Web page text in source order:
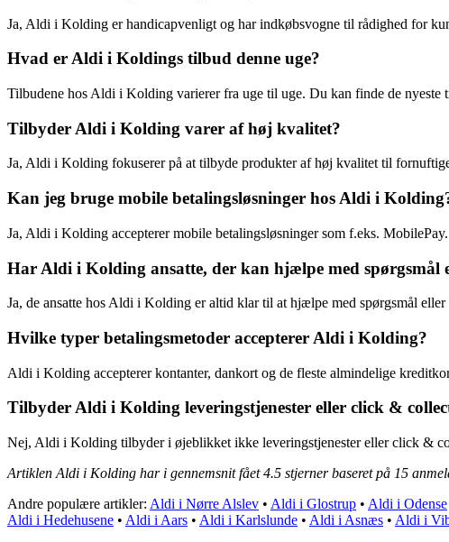
Ja, Aldi i Kolding er handicapvenligt og har indkøbsvogne til rådighed for
Hvad er Aldi i Koldings tilbud denne uge?
Tilbudene hos Aldi i Kolding varierer fra uge til uge. Du kan finde de nyeste
Tilbyder Aldi i Kolding varer af høj kvalitet?
Ja, Aldi i Kolding fokuserer på at tilbyde produkter af høj kvalitet til
Kan jeg bruge mobile betalingsløsninger hos Aldi i
Ja, Aldi i Kolding accepterer mobile betalingsløsninger som f.eks. MobilePay.
Har Aldi i Kolding ansatte, der kan hjælpe med spørgsmål
Ja, de ansatte hos Aldi i Kolding er altid klar til at hjælpe med spørgsmål eller
Hvilke typer betalingsmetoder accepterer Aldi i Kolding?
Aldi i Kolding accepterer kontanter, dankort og de fleste almindelige
Tilbyder Aldi i Kolding leveringstjenester eller click &
Nej, Aldi i Kolding tilbyder i øjeblikket ikke leveringstjenester eller click &
Artiklen Aldi i Kolding har i gennemsnit fået4.5 stjerner baseret på 15
Andre populære artikler: Aldi i Nørre Alslev • Aldi i Glostrup • Aldi i Odense
Aldi i Hedehusene • Aldi i Aars • Aldi i Karlslunde • Aldi i Asnæs • Aldi i